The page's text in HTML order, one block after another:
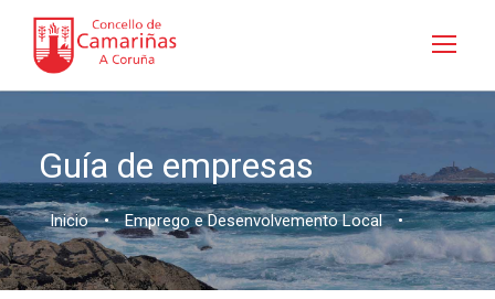
Guía de empresas
Inicio • Emprego e Desenvolvemento Local •